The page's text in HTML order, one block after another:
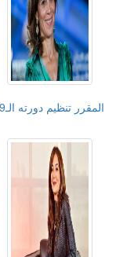
المقرر تنظيم دورته الـ79 خلال الفترة من 12 إلى 23 ماي المقبل.